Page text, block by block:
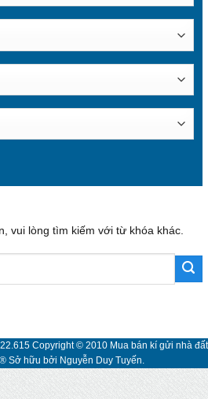
vui lòng tìm kiếm với từ khóa khác.
Copyright © 2010 Mua bán kí gửi nhà đất
Sở hữu bởi Nguyễn Duy Tuyến.